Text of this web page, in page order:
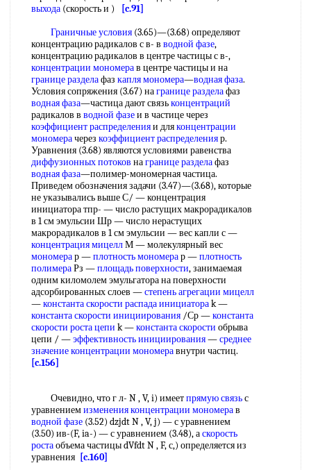
выхода (скорость и )
[c.91]
Граничные условия (3.65)—(3.68) определяют
концентрацию радикалов с в- в водной фазе,
концентрацию радикалов в центре частицы с в-,
концентрации мономерав центре частицы и на
границе разделафаз капля мономера—водная фаза.
Условия сопряжения (3.67) награнице разделафаз
водная фаза—частица дают связьконцентраций
радикалов в водной фазеи в частице через
коэффициент распределенияи дляконцентрации
мономерачерез коэффициент распределенияр.
Уравнения (3.68) являются условиями равенства
диффузионных потоков награнице разделафаз
водная фаза—полимер-мономерная частица.
Приведем обозначения задачи (3.47)—(3.68), которые
не указывались выше С/ — концентрация
инициатора тпр- — число растущих макрорадикалов
в 1 см эмульсии Шр — число нерастущих
макрорадикалов в 1 см эмульсии — вес капли с —
концентрация мицеллМ — молекулярный вес
мономерар —плотность мономерар —плотность
полимераРз —площадь поверхности, занимаемая
одним киломолем эмульгатора на поверхности
адсорбированных слоев —степень агрегации мицелл
—константа скорости распада инициатораk —
константа скорости инициирования /Ср —константа
скорости роста цепи k —константа скорости обрыва
цепи / —эффективность инициирования—среднее
значениеконцентрации мономеравнутри частиц.
[c.156]
Очевидно, что г л- N , V, i) имеетпрямую связьс
уравнениемизменения концентрации мономерав
водной фазе (3.52) dzjdt N , V, j) — с уравнением
(3.50) ив-(F, ia-) — с уравнением (3.48), аскорость
ростаобъема частицы dVfdt N , F, с,) определяется из
уравнения [c.160]